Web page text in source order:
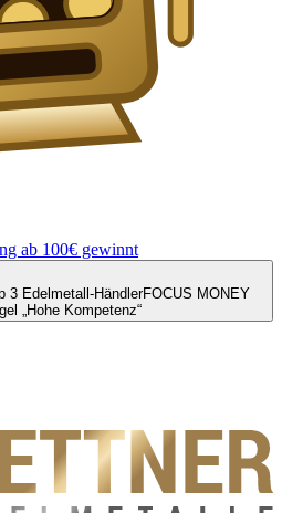
ab 100€ gewinnt
3 Edelmetall-HändlerFOCUS MONEY
„Hohe Kompetenz“